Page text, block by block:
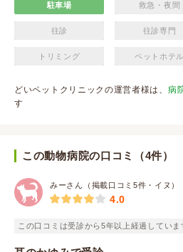
駐車場 救急・夜間
往診 往診専門
トリミング ペットホテル
どいペットクリニックの運営者様は、 病
す
この動物病院の口コミ（4件）
みーさん（掲載口コミ5件・イヌ）
4.0
この口コミは受診から5年以上経過していま